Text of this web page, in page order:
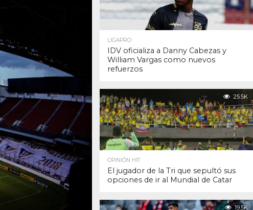
LIGAPRO
IDV oficializa a Danny Cabezas y
William Vargas como nuevos
refuerzos
25.5K
OPINIÓN HIT
El jugador de la Tri que sepultó sus
opciones de ir al Mundial de Catar
19.5K